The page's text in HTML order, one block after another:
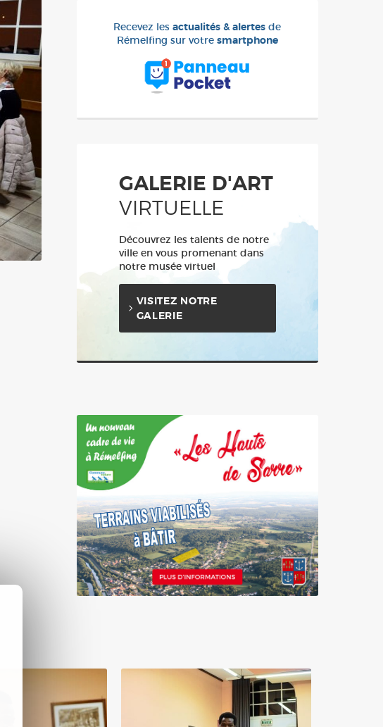
Recevez lesactualités & alertes de
Rémelfing sur votre smartphone
GALERIE D'ART
VIRTUELLE
Découvrez les talents de notre
ville en vous promenant dans
notre musée virtuel
VISITEZ NOTRE
GALERIE